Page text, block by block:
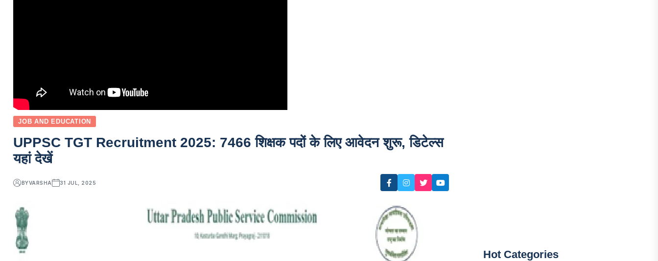
JOB AND EDUCATION
UPPSC TGT Recruitment 2025: 7466 शिक्षक पदों के लिए आवेदन शुरू, डिटेल्स
यहां देखें
BYVARSHA 31 JUL, 2025
Hot Categories